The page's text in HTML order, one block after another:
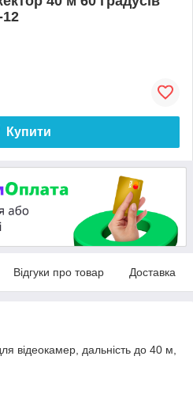
Купити
Відгуки про товар Доставка
відеокамер, дальність до 40 м,